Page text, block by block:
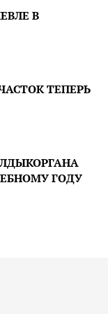
В
ТЕПЕРЬ
ГОДУ